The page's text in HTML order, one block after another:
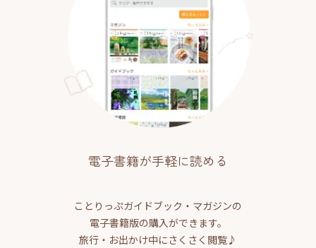
電子書籍が手軽に読める
ことりっぷガイドブック・マガジンの
電子書籍版の購入ができます。
旅行・お出かけ中にさくさく閲覧♪